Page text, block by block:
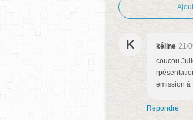
K kéline 21/
coucou
émission à
Répondre